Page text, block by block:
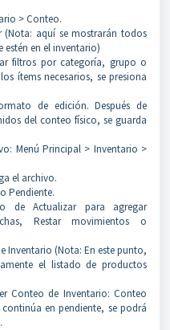
> Conteo.
(Nota: aquí se mostrarán todos
estén en el inventario)
filtros por categoría, grupo o
ítems necesarios, se presiona
de edición. Después de
del conteo físico, se guarda
Menú Principal > Inventario >
el archivo.
Pendiente.
de Actualizar para agregar
Restar movimientos o
Inventario (Nota: En este punto,
el listado de productos
Conteo de Inventario: Conteo
en pendiente, se podrá